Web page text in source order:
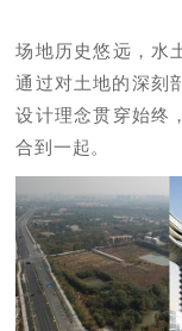
场地历史悠远，水
通过对土地的深刻
设计理念贯穿始终
合到一起。